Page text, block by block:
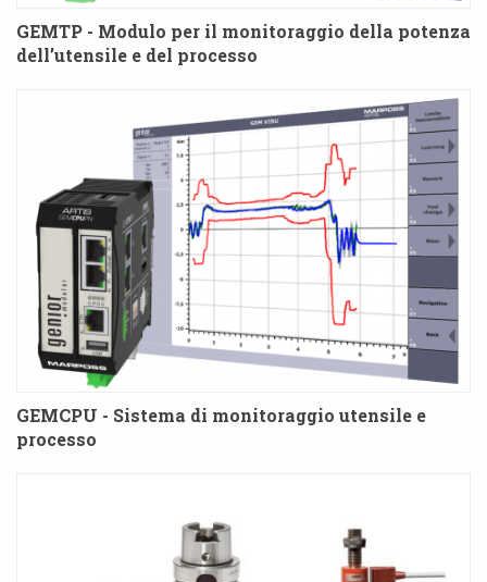
GEMTP - Modulo per il monitoraggio della potenza
dell’utensile e del processo
GEMCPU - Sistema di monitoraggio utensile e
processo